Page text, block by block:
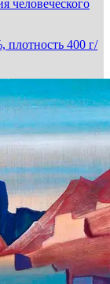
человеческого
плотность 400 г/